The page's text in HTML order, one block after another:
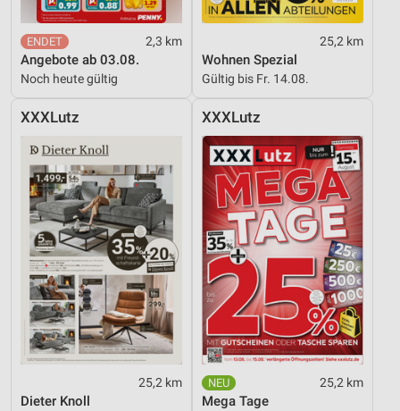
2,3 km
Angebote ab 03.08.
Noch heute gültig
25,2 km
Wohnen Spezial
Gültig bis Fr. 14.08.
XXXLutz
25,2 km
Dieter Knoll
XXXLutz
25,2 km
Mega Tage